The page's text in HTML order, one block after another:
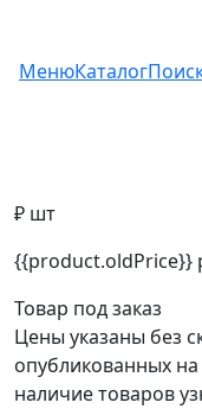
МенюКаталог
₽ шт
{{product.oldPrice}}
Товар под заказ
Цены указаны без
опубликованных
наличие товаров